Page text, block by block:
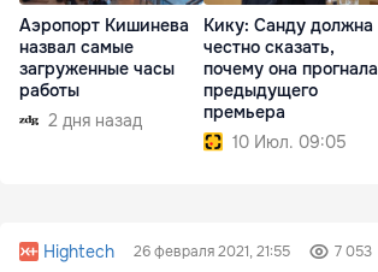
Аэропорт Кишинева
назвал самые
загруженные часы
работы
2 дня назад
Кику: Санду должна
честно сказать,
почему она прогнала
предыдущего
премьера
10 Июл. 09:05
Hightech 26 февраля 2021, 21:55 7 053